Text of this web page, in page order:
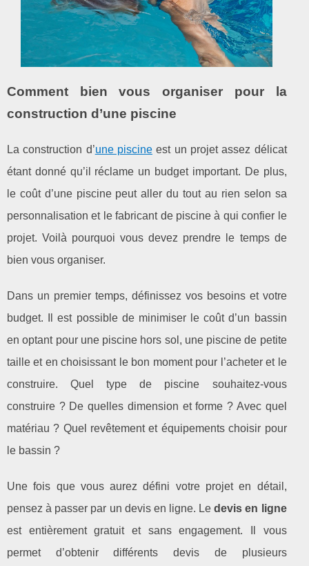
Comment bien vous organiser pour la
construction d’une piscine
La construction d’une piscineest un projet assez délicat
étant donné qu’il réclame un budget important. De plus,
le coût d’une piscine peut aller du tout au rien selon sa
personnalisation et le fabricant de piscine à qui confier le
projet. Voilà pourquoi vous devez prendre le temps de
bien vous organiser.
Dans un premier temps, définissez vos besoins et votre
budget. Il est possible de minimiser le coût d’un bassin
en optant pour une piscine hors sol, une piscine de petite
taille et en choisissant le bon moment pour l’acheter et le
construire. Quel type de piscine souhaitez-vous
construire ? De quelles dimension et forme ? Avec quel
matériau ? Quel revêtement et équipements choisir pour
le bassin ?
Une fois que vous aurez défini votre projet en détail,
pensez à passer par un devis en ligne. Ledevis en ligne
est entièrement gratuit et sans engagement. Il vous
permet d’obtenir différents devis de plusieurs